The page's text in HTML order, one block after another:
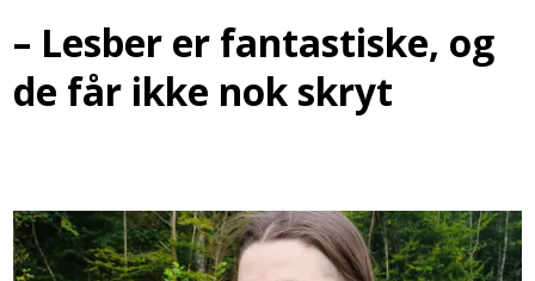
– Lesber er fantastiske, og
de får ikke nok skryt